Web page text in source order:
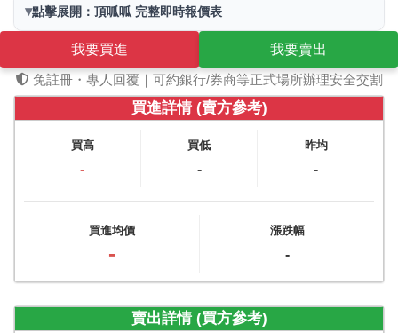
▾點擊展開：頂呱呱 完整即時報價表
我要買進
我要賣出
免註冊・專人回覆｜可約銀行/券商等正式場所辦理安全交割
買進詳情 (賣方參考)
買高
-
買低
-
昨均
-
買進均價
-
漲跌幅
-
賣出詳情 (買方參考)